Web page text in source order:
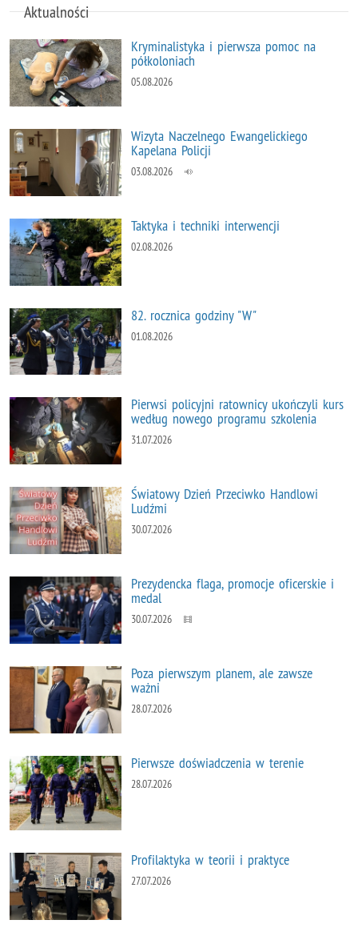
Aktualności
Kryminalistyka i pierwsza pomoc na
półkoloniach
05.08.2026
Wizyta Naczelnego Ewangelickiego
Kapelana Policji
03.08.2026
Taktyka i techniki interwencji
02.08.2026
82. rocznica godziny "W"
01.08.2026
Pierwsi policyjni ratownicy ukończyli kurs
według nowego programu szkolenia
31.07.2026
Światowy Dzień Przeciwko Handlowi
Ludźmi
30.07.2026
Prezydencka flaga, promocje oficerskie i
medal
30.07.2026
Poza pierwszym planem, ale zawsze
ważni
28.07.2026
Pierwsze doświadczenia w terenie
28.07.2026
Profilaktyka w teorii i praktyce
27.07.2026